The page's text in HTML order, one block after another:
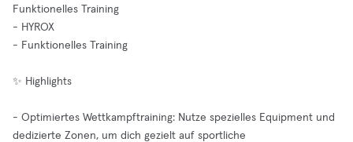
Funktionelles Training
- HYROX
- Funktionelles Training
✨ Highlights
- Optimiertes Wettkampftraining: Nutze spezielles Equipment und
dedizierte Zonen, um dich gezielt auf sportliche